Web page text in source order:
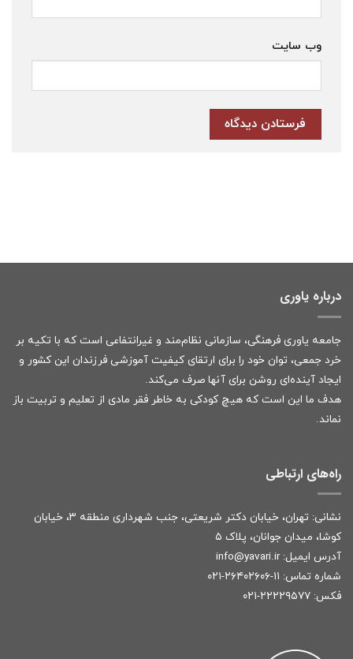
وب‌ سایت
درباره یاوری
جامعه یاوری فرهنگی، سازمانی نظام‌مند و غیرانتفاعی است که با تکیه بر
خرد جمعی، توان خود را برای ارتقای کیفیت آموزشی فرزندان این کشور و
ایجاد آینده‌ای روشن برای آنها صرف می‌کند.
هدف ما این است که هیچ کودکی به خاطر فقر مادی از تعلیم و تربیت باز
نماند.
راه‌های ارتباطی
نشانی: تهران، خیابان دکتر شریعتی، جنب شهرداری منطقه ۳، خیابان
کوشا، میدان جوانان، پلاک ۵
آدرس ایمیل: info@yavari.ir
شماره تماس: ۱۱-۲۶۴۰۲۶۰۶-۰۲۱
فکس: ۲۲۲۲۹۵۷۷-۰۲۱